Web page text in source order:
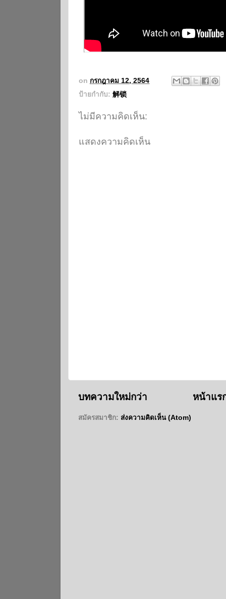
on กรกฎาคม 12, 2564
ป้ายกำกับ: 解锁
ไม่มีความคิดเห็น:
แสดงความคิดเห็น
บทความใหม่กว่า หน้าแร
สมัครสมาชิก: ส่งความคิดเห็น (Atom)